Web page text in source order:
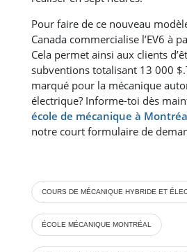
Pour faire de ce nouveau
Canada commercialise l’EV6 à
Cela permet ainsi aux clients
subventions totalisant 13 000
marqué pour la mécanique
électrique? Informe-toi dès
école de mécanique à
notre court formulaire de
COURS DE MÉCANIQUE HYBRIDE ET
ÉCOLE MÉCANIQUE MONTRÉAL